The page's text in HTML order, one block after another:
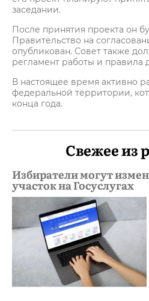
заседании.
После принятия проекта он
Правительство на
опубликован. Совет также
регламент работы и правила
В настоящее время активно
федеральной территории,
конца года.
Свежее из
Избиратели могут
участок на Госуслугах